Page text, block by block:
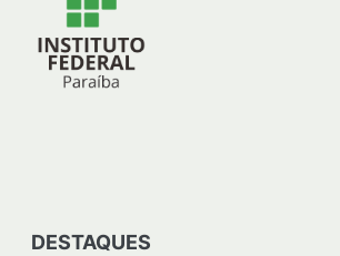
DESTAQUES